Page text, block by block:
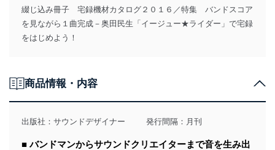
綴じ込み冊子 宅録機材カタログ２０１６／特集 バンドスコア
を見ながら１曲完成－奥田民生「イージュー★ライダー」で宅録
をはじめよう！
商品情報・内容
出版社： サウンドデザイナー 発行間隔：月刊
■ バンドマンからサウンドクリエイターまで音を生み出